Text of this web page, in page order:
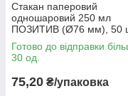
Стакан паперовий
одношаровий 250 мл
ПОЗИТИВ (Ø76 мм), 50
уп. (50 уп./ящик)
Готово до відправки
30 од.
75,20 ₴/упаковка